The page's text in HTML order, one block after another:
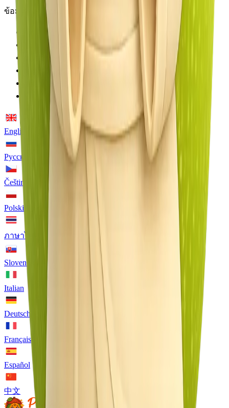
ข้อมูลทางกฎหมาย
เกี่ยวกับเรา
ข้อตกลงพันธมิตร
นโยบายคุกกี้
ข้อจำกัดความรับผิดชอบ
นโยบายความเป็นส่วนตัว
ข้อกำหนดการใช้งาน
English
Русский
Čeština
Polski
ภาษาไทย
Slovenčina
Italian
Deutsch
Français
Español
中文